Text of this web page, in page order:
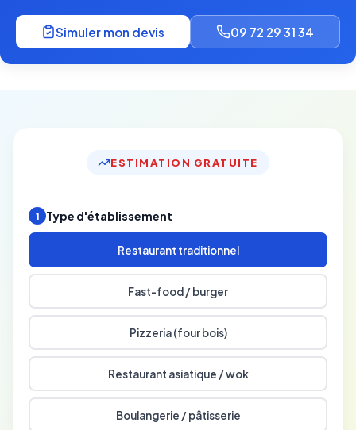
Simuler mon devis 09 72 29 31 34
ESTIMATION GRATUITE
1 Type d'établissement
Restaurant traditionnel
Fast-food / burger
Pizzeria (four bois)
Restaurant asiatique / wok
Boulangerie / pâtisserie